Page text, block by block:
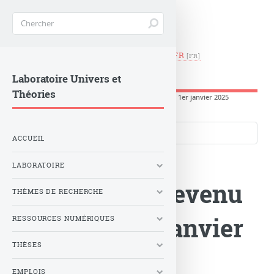
Observatoire de Paris
FR
Accueil>Actualités Le LuTh est devenu le Lux au 1er janvier 2025
Langues du site
Le LuTh est devenu
le Lux au 1 janvier
2025
Laboratoire Univers et
Théories
ACCUEIL
LABORATOIRE
THÈMES DE RECHERCHE
RESSOURCES NUMÉRIQUES
THÈSES
EMPLOIS